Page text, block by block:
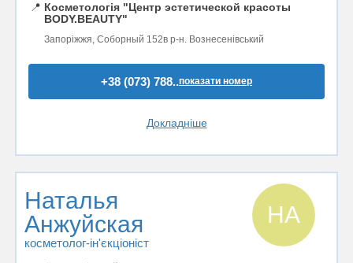
📍 Косметологія "Центр эстетической красоты
BODY.BEAUTY"
Запоріжжя, Соборный 152в р-н. Вознесенівський
+38 (073) 788..показати номер
Докладніше
Наталья
Анжуйская
косметолог-ін'єкціоніст
НА